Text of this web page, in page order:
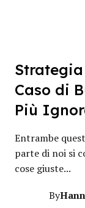
Caso di
Più
Entrambe
parte di noi si
cose giuste...
By